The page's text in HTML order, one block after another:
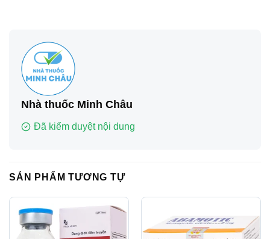
Nhà thuốc Minh Châu
Đã kiểm duyệt nội dung
SẢN PHẨM TƯƠNG TỰ